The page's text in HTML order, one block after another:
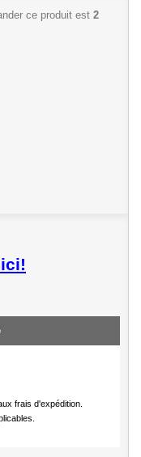
ce produit est 2
frais d'expédition.